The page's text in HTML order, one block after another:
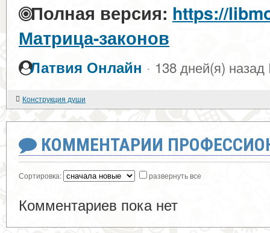
Полная версия: https://
Матрица-законов
Латвия Онлайн · 138 дней(я) назад
Конструкция души
КОММЕНТАРИИ
Сортировка: развернуть все
Комментариев пока нет